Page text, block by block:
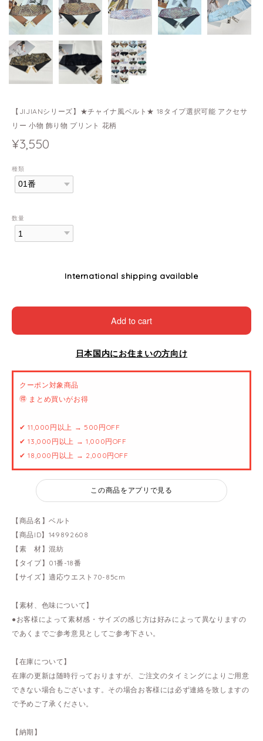
【JIJIANシリーズ】★チャイナ風ベルト★ 18タイプ選択可能 アクセサ
リー 小物 飾り物 プリント 花柄
¥3,550
種類
数量
International shipping available
Add to cart
日本国内にお住まいの方向け
クーポン対象商品
🉐 まとめ買いがお得
✔ 11,000円以上 → 500円OFF
✔ 13,000円以上 → 1,000円OFF
✔ 18,000円以上 → 2,000円OFF
この商品をアプリで見る
【商品名】ベルト
【商品ID】149892608
【素 材】混紡
【タイプ】01番-18番
【サイズ】適応ウエスト70-85cm
【素材、色味について】
●お客様によって素材感・サイズの感じ方は好みによって異なりますの
であくまでご参考意見としてご参考下さい。
【在庫について】
在庫の更新は随時行っておりますが、ご注文のタイミングによりご用意
できない場合もございます。その場合お客様には必ず連絡を致しますの
で予めご了承ください。
【納期】